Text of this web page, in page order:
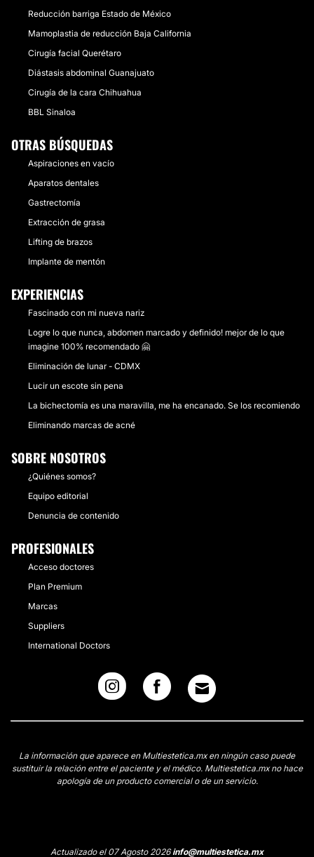
Reducción barriga Estado de México
Mamoplastia de reducción Baja California
Cirugía facial Querétaro
Diástasis abdominal Guanajuato
Cirugía de la cara Chihuahua
BBL Sinaloa
OTRAS BÚSQUEDAS
Aspiraciones en vacío
Aparatos dentales
Gastrectomía
Extracción de grasa
Lifting de brazos
Implante de mentón
EXPERIENCIAS
Fascinado con mi nueva nariz
Logre lo que nunca, abdomen marcado y definido! mejor de lo que
imagine 100% recomendado 🤗
Eliminación de lunar - CDMX
Lucir un escote sin pena
La bichectomía es una maravilla, me ha encanado. Se los recomiendo
Eliminando marcas de acné
SOBRE NOSOTROS
¿Quiénes somos?
Equipo editorial
Denuncia de contenido
PROFESIONALES
Acceso doctores
Plan Premium
Marcas
Suppliers
International Doctors
La información que aparece en Multiestetica.mx en ningún caso puede
sustituir la relación entre el paciente y el médico. Multiestetica.mx no hace
apología de un producto comercial o de un servicio.
Actualizado el 07 Agosto 2026info@multiestetica.mx